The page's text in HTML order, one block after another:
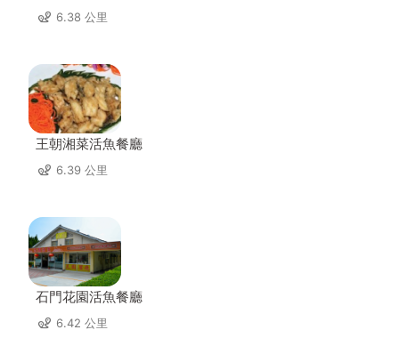
6.38 公里
王朝湘菜活魚餐廳
6.39 公里
石門花園活魚餐廳
6.42 公里